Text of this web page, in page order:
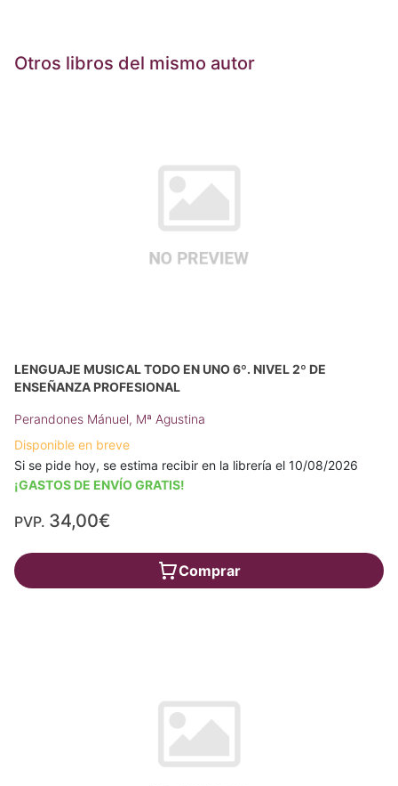
Otros libros del mismo autor
LENGUAJE MUSICAL TODO EN UNO 6º. NIVEL 2º DE
ENSEÑANZA PROFESIONAL
Perandones Mánuel, Mª Agustina
Disponible en breve
Si se pide hoy, se estima recibir en la librería el 10/08/2026
¡GASTOS DE ENVÍO GRATIS!
PVP. 34,00€
Comprar